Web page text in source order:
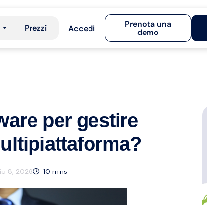
Prezzi Accedi
Prenota una
demo
per gestire
8, 2026 10 mins